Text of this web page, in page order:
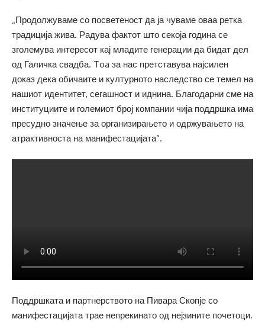
„Продолжуваме со посветеност да ја чуваме оваа ретка
традиција жива. Радува фактот што секоја година се
зголемува интересот кај младите генерации да бидат дел
од Галичка свадба. Toa за нас претставува најсилен
доказ дека обичаите и културното наследство се темел на
нашиот идентитет, сегашност и иднина. Благодарни сме на
институциите и големиот број компании чија поддршка има
пресудно значење за организирањето и одржувањето на
атрактивноста на манифестацијата“.
Поддршката и партнерството на Пивара Скопје со
манифестацијата трае непрекинато од нејзините почетоци.